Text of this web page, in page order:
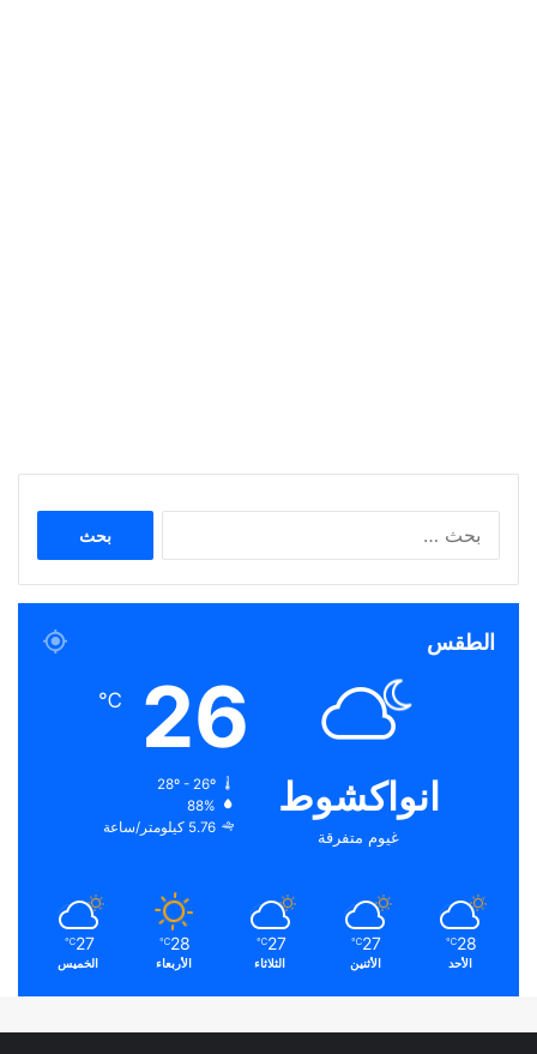
الطقس
انواكشوط
غيوم متفرقة
26
℃
28º - 26º
88%
5.76 كيلومتر/ساعة
28
℃
الأحد
27
℃
الأثنين
27
℃
الثلاثاء
28
℃
الأربعاء
27
℃
الخميس